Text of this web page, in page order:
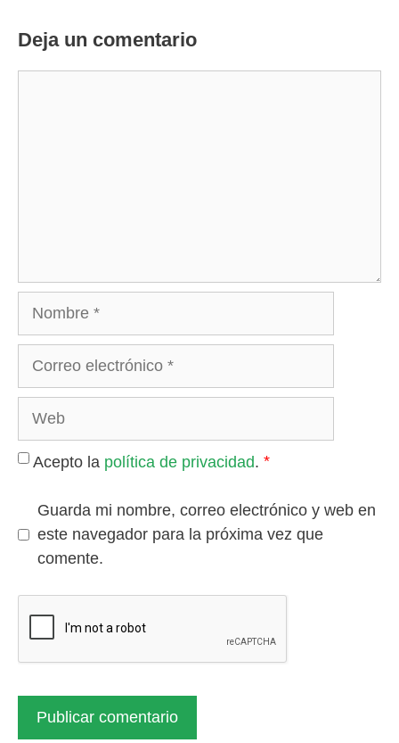
Deja un comentario
Nombre
Acepto la política de privacidad. *
Guarda mi nombre, correo electrónico y web en
este navegador para la próxima vez que
comente.